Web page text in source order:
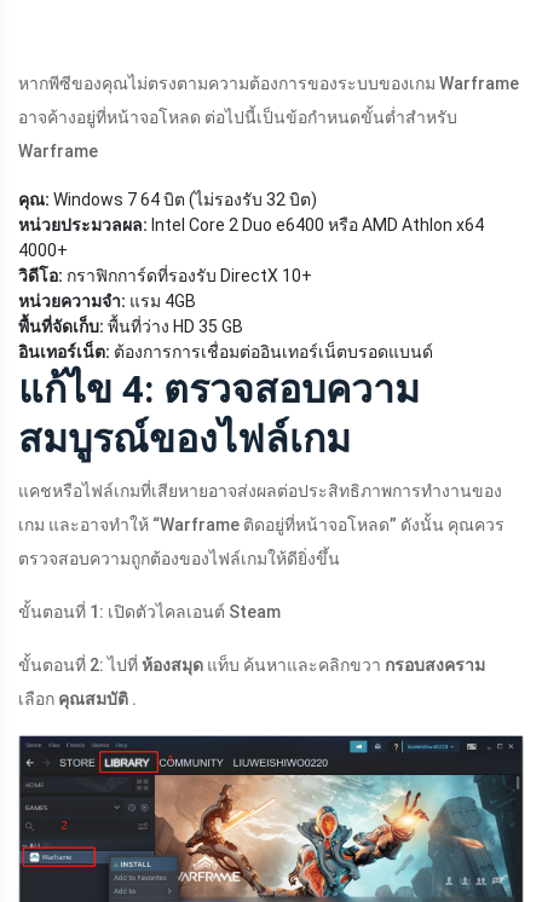
หากพีซีของคุณไม่ตรงตามความต้องการของระบบของเกม Warframe
อาจค้างอยู่ที่หน้าจอโหลด ต่อไปนี้เป็นข้อกำหนดขั้นต่ำสำหรับ
Warframe
คุณ: Windows 7 64 บิต (ไม่รองรับ 32 บิต)
หน่วยประมวลผล: Intel Core 2 Duo e6400 หรือ AMD Athlon x64
4000+
วิดีโอ: กราฟิกการ์ดที่รองรับ DirectX 10+
หน่วยความจำ: แรม 4GB
พื้นที่จัดเก็บ: พื้นที่ว่าง HD 35 GB
อินเทอร์เน็ต: ต้องการการเชื่อมต่ออินเทอร์เน็ตบรอดแบนด์
แก้ไข 4: ตรวจสอบความ
สมบูรณ์ของไฟล์เกม
แคชหรือไฟล์เกมที่เสียหายอาจส่งผลต่อประสิทธิภาพการทำงานของ
เกม และอาจทำให้ “Warframe ติดอยู่ที่หน้าจอโหลด” ดังนั้น คุณควร
ตรวจสอบความถูกต้องของไฟล์เกมให้ดียิ่งขึ้น
ขั้นตอนที่ 1: เปิดตัวไคลเอนต์ Steam
ขั้นตอนที่ 2: ไปที่ห้องสมุด แท็บ ค้นหาและคลิกขวา กรอบสงคราม
เลือก คุณสมบัติ .